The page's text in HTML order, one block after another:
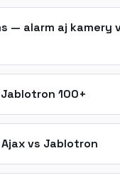
— alarm aj kamery
100+
vs Jablotron